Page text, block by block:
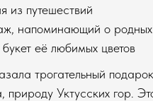
из путешествий
напоминающий о
её любимых цветов
трогательный
природу Уктусских гор.